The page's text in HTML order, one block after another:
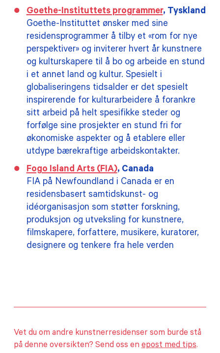
Goethe-Instituttets programmer, Tyskland
Goethe-Instituttet ønsker med sine
residensprogrammer å tilby et «rom for nye
perspektiver» og inviterer hvert år kunstnere
og kulturskapere til å bo og arbeide en stund
i et annet land og kultur. Spesielt i
globaliseringens tidsalder er det spesielt
inspirerende for kulturarbeidere å forankre
sitt arbeid på helt spesifikke steder og
forfølge sine prosjekter en stund fri for
økonomiske aspekter og å etablere eller
utdype bærekraftige arbeidskontakter.
Fogo Island Arts (FIA), Canada
FIA på Newfoundland i Canada er en
residensbasert samtidskunst- og
idéorganisasjon som støtter forskning,
produksjon og utveksling for kunstnere,
filmskapere, forfattere, musikere, kuratorer,
designere og tenkere fra hele verden
Vet du om andre kunstnerresidenser som burde stå
på denne oversikten? Send oss enepost med tips.